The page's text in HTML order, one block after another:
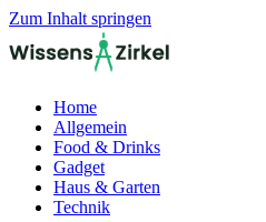
Zum Inhalt springen
Home
Allgemein
Food & Drinks
Gadget
Haus & Garten
Technik